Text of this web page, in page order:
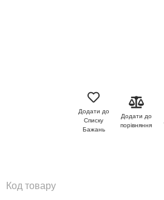
Додати до
Списку
Бажань
Додати до
порівняння
Код товару